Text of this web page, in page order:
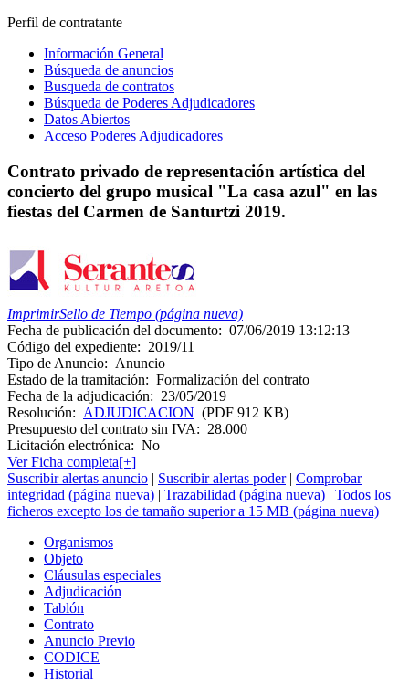
Perfil de contratante
Información General
Búsqueda de anuncios
Busqueda de contratos
Búsqueda de Poderes Adjudicadores
Datos Abiertos
Acceso Poderes Adjudicadores
Contrato privado de representación artística del
concierto del grupo musical "La casa azul" en las
fiestas del Carmen de Santurtzi 2019.
ImprimirSello de Tiempo (página nueva)
Fecha de publicación del documento: 07/06/2019 13:12:13
Código del expediente: 2019/11
Tipo de Anuncio: Anuncio
Estado de la tramitación: Formalización del contrato
Fecha de la adjudicación: 23/05/2019
Resolución: ADJUDICACION (PDF 912 KB)
Presupuesto del contrato sin IVA: 28.000
Licitación electrónica: No
Ver Ficha completa[+]
Suscribir alertas anuncio | Suscribir alertas poder| Comprobar
integridad (página nueva) | Trazabilidad (página nueva) | Todos los
ficheros excepto los de tamaño superior a 15 MB (página nueva)
Organismos
Objeto
Cláusulas especiales
Adjudicación
Tablón
Contrato
Anuncio Previo
CODICE
Historial